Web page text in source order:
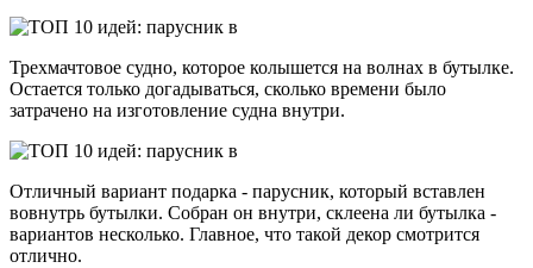
Трехмачтовое судно, которое колышется на волнах в бутылке.
Остается только догадываться, сколько времени было
затрачено на изготовление судна внутри.
Отличный вариант подарка - парусник, который вставлен
вовнутрь бутылки. Собран он внутри, склеена ли бутылка -
вариантов несколько. Главное, что такой декор смотрится
отлично.